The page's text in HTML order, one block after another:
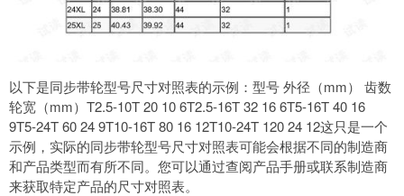
以下是同步带轮型号尺寸对照表的示例：型号 外径（mm） 齿数
轮宽（mm）T2.5-10T 20 10 6T2.5-16T 32 16 6T5-16T 40 16
9T5-24T 60 24 9T10-16T 80 16 12T10-24T 120 24 12这只是一个
示例，实际的同步带轮型号尺寸对照表可能会根据不同的制造商
和产品类型而有所不同。您可以通过查阅产品手册或联系制造商
来获取特定产品的尺寸对照表。